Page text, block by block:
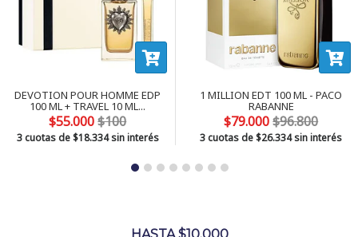
DEVOTION POUR HOMME EDP
100 ML + TRAVEL 10 ML...
$55.000$100
3 cuotas de$18.334sin interés
1 MILLION EDT 100 ML - PACO
RABANNE
$79.000$96.800
3 cuotas de$26.334sin interés